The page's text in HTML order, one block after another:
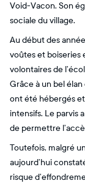
Void-Vacon. Son
sociale du village.
Au début des
voûtes et boiseries
volontaires de
Grâce à un bel
ont été hébergés
intensifs. Le parvis
de permettre
Toutefois, malgré
aujourd’hui
risque